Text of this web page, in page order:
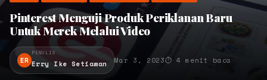
Pinterest Menguji Produk Periklanan Baru
Untuk Merek Melalui Video
ER
PENULIS
Erry Ike Setiawan Mar 3, 2023⏱ 4 menit baca